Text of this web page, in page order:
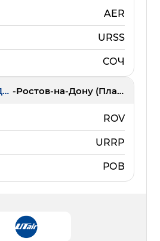
AER
URSS
СОЧ
Ростов-на-Дону - Ростов-на-Дону (Платов)
ROV
URRP
РОВ